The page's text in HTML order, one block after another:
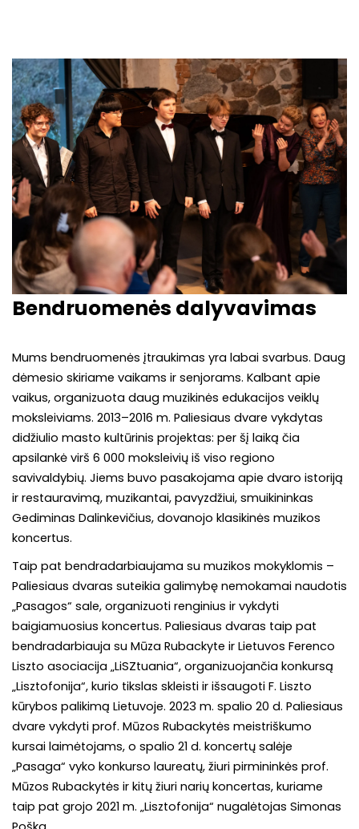
Bendruomenės dalyvavimas
Mums bendruomenės įtraukimas yra labai svarbus. Daug
dėmesio skiriame vaikams ir senjorams. Kalbant apie
vaikus, organizuota daug muzikinės edukacijos veiklų
moksleiviams. 2013–2016 m. Paliesiaus dvare vykdytas
didžiulio masto kultūrinis projektas: per šį laiką čia
apsilankė virš 6 000 moksleivių iš viso regiono
savivaldybių. Jiems buvo pasakojama apie dvaro istoriją
ir restauravimą, muzikantai, pavyzdžiui, smuikininkas
Gediminas Dalinkevičius, dovanojo klasikinės muzikos
koncertus.
Taip pat bendradarbiaujama su muzikos mokyklomis –
Paliesiaus dvaras suteikia galimybę nemokamai naudotis
„Pasagos“ sale, organizuoti renginius ir vykdyti
baigiamuosius koncertus. Paliesiaus dvaras taip pat
bendradarbiauja su Mūza Rubackyte ir Lietuvos Ferenco
Liszto asociacija „LiSZtuania“, organizuojančia konkursą
„Lisztofonija“, kurio tikslas skleisti ir išsaugoti F. Liszto
kūrybos palikimą Lietuvoje. 2023 m. spalio 20 d. Paliesiaus
dvare vykdyti prof. Mūzos Rubackytės meistriškumo
kursai laimėtojams, o spalio 21 d. koncertų salėje
„Pasaga“ vyko konkurso laureatų, žiuri pirmininkės prof.
Mūzos Rubackytės ir kitų žiuri narių koncertas, kuriame
taip pat grojo 2021 m. „Lisztofonija“ nugalėtojas Simonas